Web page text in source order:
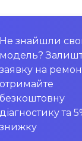
Не знайшли
модель?
заявку на
отримайте
безкоштовну
діагностику та
знижку